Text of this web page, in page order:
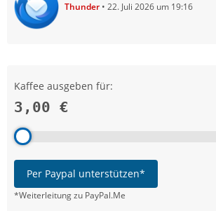
Thunder 22. Juli 2026 um 19:16
Kaffee ausgeben für:
3,00 €
Per Paypal unterstützen*
*Weiterleitung zu PayPal.Me